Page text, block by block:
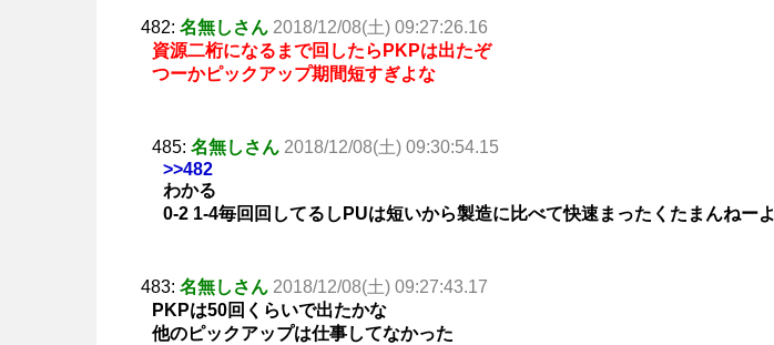
482: 名無しさん 2018/12/08(土) 09:27:26.16
資源二桁になるまで回したらPKPは出たぞ
つーかピックアップ期間短すぎよな
485: 名無しさん 2018/12/08(土) 09:30:54.15
>>482
わかる
0-2 1-4毎回回してるしPUは短いから製造に比べて快速まったくたまんねーよ
483: 名無しさん 2018/12/08(土) 09:27:43.17
PKPは50回くらいで出たかな
他のピックアップは仕事してなかった